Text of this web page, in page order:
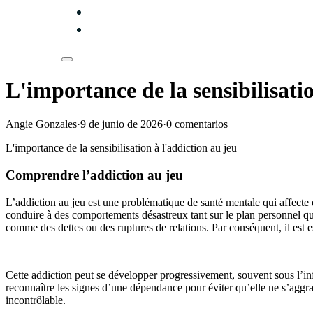
L'importance de la
Angie Gonzales·9 de junio de 2026·0 comentarios
L'importance de la sensibilisation à l'addiction au jeu
Comprendre l’addiction au jeu
L’addiction au jeu est une problématique de santé mentale qui
conduire à des comportements désastreux tant sur le plan personnel
comme des dettes ou des ruptures de relations. Par conséquent, il
Cette addiction peut se développer progressivement, souvent sous
reconnaître les signes d’une dépendance pour éviter qu’elle ne
incontrôlable.